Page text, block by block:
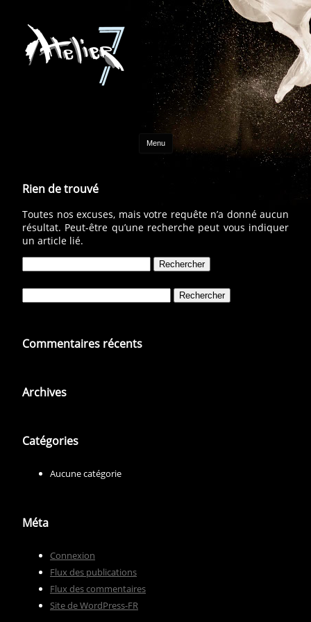
Menu Aller au contenu
Rien de trouvé
Toutes nos excuses, mais votre requête n’a donné aucun
résultat. Peut-être qu’une recherche peut vous indiquer
un article lié.
Commentaires récents
Archives
Catégories
Aucune catégorie
Méta
Connexion
Flux des publications
Flux des commentaires
Site de WordPress-FR